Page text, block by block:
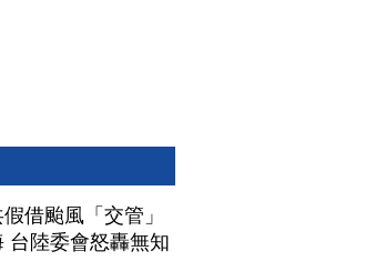
借颱風「交管」
台陸委會怒轟無知